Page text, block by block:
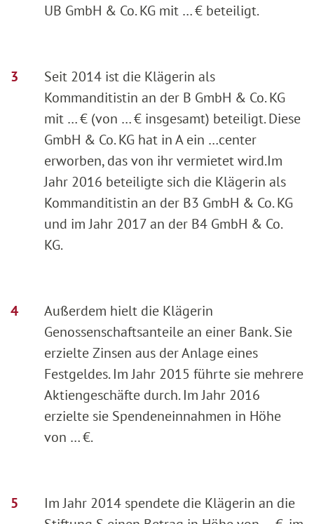
UB GmbH & Co. KG mit … € beteiligt.
Seit 2014 ist die Klägerin als
Kommanditistin an der B GmbH & Co. KG
mit … € (von … € insgesamt) beteiligt. Diese
GmbH & Co. KG hat in A ein …center
erworben, das von ihr vermietet wird.Im
Jahr 2016 beteiligte sich die Klägerin als
Kommanditistin an der B3 GmbH & Co. KG
und im Jahr 2017 an der B4 GmbH & Co.
KG.
Außerdem hielt die Klägerin
Genossenschaftsanteile an einer Bank. Sie
erzielte Zinsen aus der Anlage eines
Festgeldes. Im Jahr 2015 führte sie mehrere
Aktiengeschäfte durch. Im Jahr 2016
erzielte sie Spendeneinnahmen in Höhe
von … €.
Im Jahr 2014 spendete die Klägerin an die